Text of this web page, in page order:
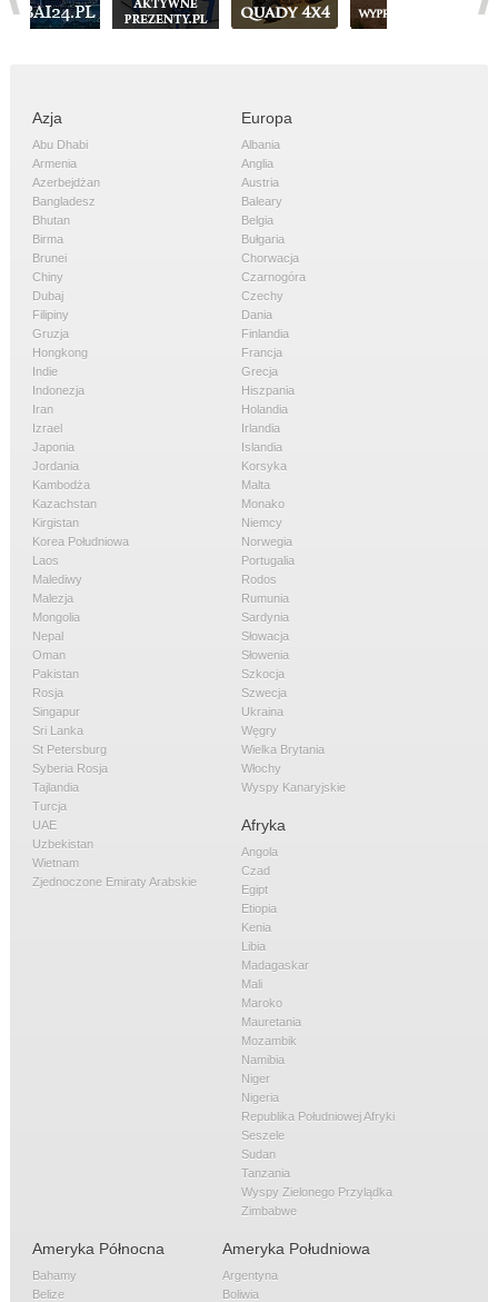
Azja
Abu Dhabi
Armenia
Azerbejdżan
Bangladesz
Bhutan
Birma
Brunei
Chiny
Dubaj
Filipiny
Gruzja
Hongkong
Indie
Indonezja
Iran
Izrael
Japonia
Jordania
Kambodża
Kazachstan
Kirgistan
Korea Południowa
Laos
Malediwy
Malezja
Mongolia
Nepal
Oman
Pakistan
Rosja
Singapur
Sri Lanka
St Petersburg
Syberia Rosja
Tajlandia
Turcja
UAE
Uzbekistan
Wietnam
Zjednoczone Emiraty Arabskie
Europa
Albania
Anglia
Austria
Baleary
Belgia
Bułgaria
Chorwacja
Czarnogóra
Czechy
Dania
Finlandia
Francja
Grecja
Hiszpania
Holandia
Irlandia
Islandia
Korsyka
Malta
Monako
Niemcy
Norwegia
Portugalia
Rodos
Rumunia
Sardynia
Słowacja
Słowenia
Szkocja
Szwecja
Ukraina
Węgry
Wielka Brytania
Włochy
Wyspy Kanaryjskie
Afryka
Angola
Czad
Egipt
Etiopia
Kenia
Libia
Madagaskar
Mali
Maroko
Mauretania
Mozambik
Namibia
Niger
Nigeria
Republika Południowej Afryki
Seszele
Sudan
Tanzania
Wyspy Zielonego Przylądka
Zimbabwe
Ameryka Północna
Bahamy
Belize
Ameryka Południowa
Argentyna
Boliwia